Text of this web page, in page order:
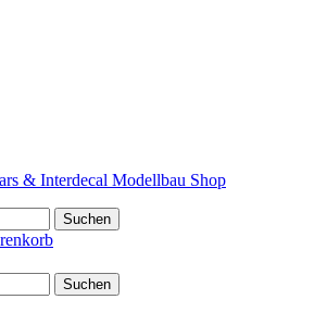
Suchen
Suchen